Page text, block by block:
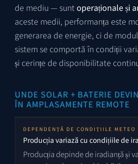
de mediu — sunt operaționale și
aceste medii, performanța este
generarea de energie, ci de
sistem se comportă în condiții
și cerințe de disponibilitate
UNDE SOLAR + BATERIE
ÎN AMPLASAMENTE REMOTE
DEPENDENȚĂ DE CONDIȚIILE METEO
Producția variază cu condițiile de
Producția depinde de iradianță și